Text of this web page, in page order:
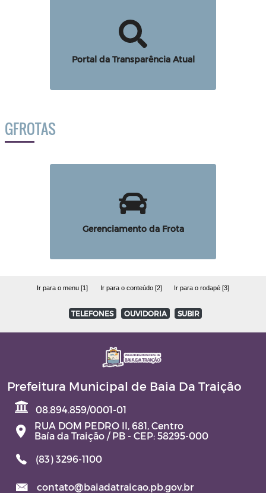
Portal da Transparência Atual
GFROTAS
Gerenciamento da Frota
Ir para o menu [1] Ir para o conteúdo [2] Ir para o rodapé [3]
TELEFONES OUVIDORIA SUBIR
Prefeitura Municipal de Baia Da Traição
08.894.859/0001-01
RUA DOM PEDRO II, 681, Centro
Baía da Traição / PB - CEP: 58295-000
(83) 3296-1100
contato@baiadatraicao.pb.gov.br